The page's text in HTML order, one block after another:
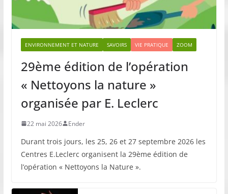
ENVIRONNEMENT ET NATURE SAVOIRS VIE PRATIQUE ZOOM
29ème édition de l’opération
« Nettoyons la nature »
organisée par E. Leclerc
22 mai 2026 Ender
Durant trois jours, les 25, 26 et 27 septembre 2026 les
Centres E.Leclerc organisent la 29ème édition de
l’opération « Nettoyons la Nature ».